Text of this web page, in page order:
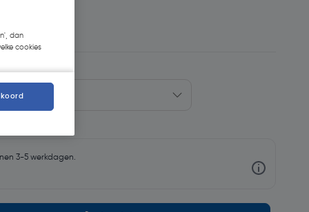
3-5 werkdagen.
dan
cookies